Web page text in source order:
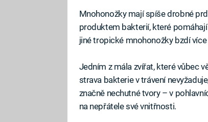
Mnohonožky mají spíše drobné
produktem bakterií, které
jiné tropické mnohonožky bzdí
Jedním z mála zvířat, které vůbec
strava bakterie v trávení
značně nechutné tvory – v
na nepřátele své vnitřnosti.